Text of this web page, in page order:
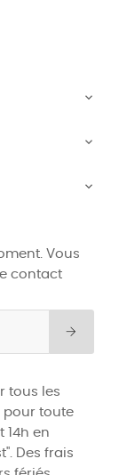



Vous
contact
tous les
pour toute
14h en
Des frais